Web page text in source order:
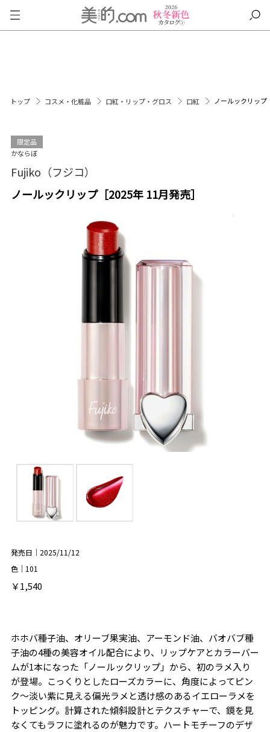
トップ コスメ・化粧品 口紅・リップ・グロス 口紅 ノールックリッ
限定品
かならぼ
Fujiko（フジコ）
ノールックリップ［2025年 11月発売］
発売日｜2025/11/12
色｜101
￥1,540
ホホバ種子油、オリーブ果実油、アーモンド油、バオバブ種
子油の4種の美容オイル配合により、リップケアとカラーバー
ムが1本になった「ノールックリップ」から、初のラメ入り
が登場。こっくりとしたローズカラーに、角度によってピン
ク〜淡い紫に見える偏光ラメと透け感のあるイエローラメを
トッピング。計算された傾斜設計とテクスチャーで、鏡を見
なくてもラフに塗れるのが魅力です。ハートモチーフのデザ